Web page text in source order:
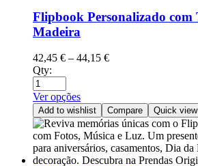
Flipbook Personalizado com
Madeira
42,45 € – 44,15 €
Qty:
Ver opções
Add to wishlist Compare Quick view